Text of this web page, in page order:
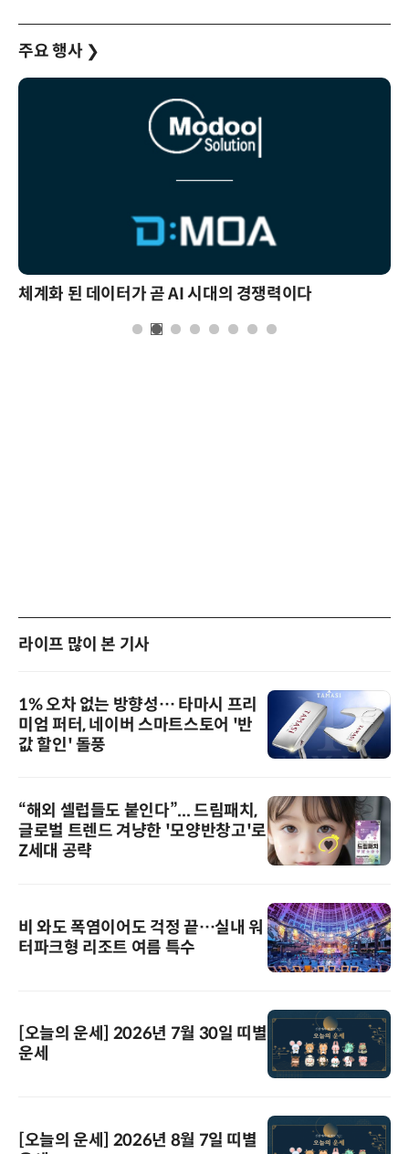
주요 행사 ❯
체계화 된 데이터가 곧 AI 시대의 경쟁력이다
라이프 많이 본 기사
1% 오차 없는 방향성… 타마시 프리
미엄 퍼터, 네이버 스마트스토어 '반
값 할인' 돌풍
“해외 셀럽들도 붙인다”... 드림패치,
글로벌 트렌드 겨냥한 '모양반창고'로
Z세대 공략
비 와도 폭염이어도 걱정 끝…실내 워
터파크형 리조트 여름 특수
[오늘의 운세] 2026년 7월 30일 띠별
운세
[오늘의 운세] 2026년 8월 7일 띠별